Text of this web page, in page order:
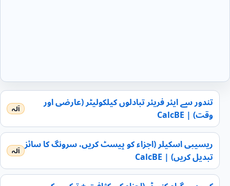
تندور سے ایئر فریئر تبادلوں کیلکولیٹر (عارضی اور
وقت) | CalcBE
ریسیپی اسکیلر (اجزاء کو پیسٹ کریں، سرونگ کا سائز
تبدیل کریں) | CalcBE